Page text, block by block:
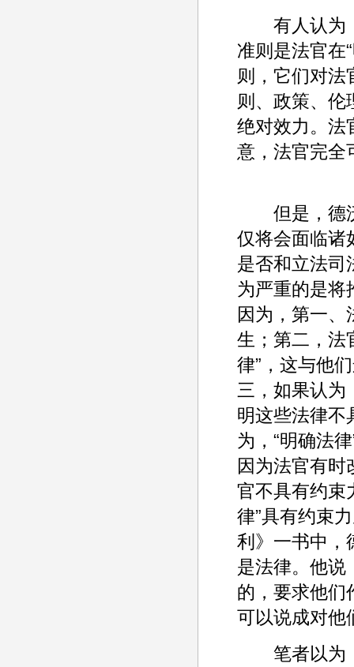
有人认为，
准则是法官在
则，它们对法
则、政策、伦
绝对效力。法
意，法官完全
但是，德沃
仅将会面临诸
是否和立法司
为严重的是将
因为，第一、
生；第二，法
律”，这与他
三，如果认为
明这些法律不
为，“明确法
因为法官有时
官不具有约束
律”具有约束
利》一书中，
是法律。他说
的，要求他们
可以说成对他
笔者以为，